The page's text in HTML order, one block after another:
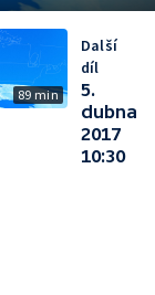
89 min
Další
díl
5.
dubna
2017
10:30